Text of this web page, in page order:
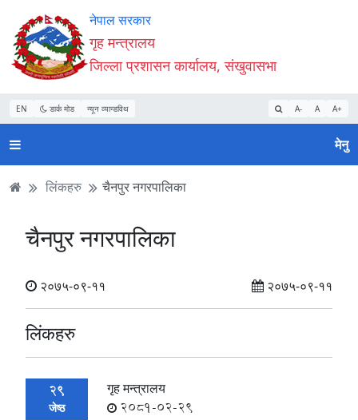
Accessibility
Mode
सुरु
गर्नुहोस्
सामाग्री
पढ्नुहाेस्
नेभिगेसन
पढ्नुहाेस्
वेबसाइट
खोजमा
जानुहोस्
नेपाल सरकार
गृह मन्त्रालय
जिल्ला प्रशासन कार्यालय, संखुवासभा
EN डार्क मोड न्यून व्यान्डविथ A- A A+
मेनु
लिंकहरु चैनपुर नगरपालिका
चैनपुर नगरपालिका
२०७५-०९-११ २०७५-०९-११
लिंकहरु
29
जेष्ठ
गृह मन्त्रालय
2081-02-29